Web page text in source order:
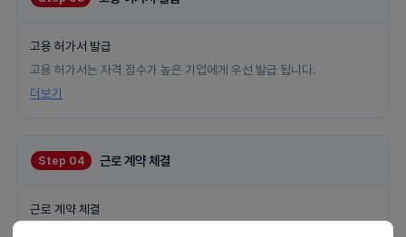
고용 허가서 발급
고용 허가서는 자격 점수가 높은 기업에게 우선 발급 됩니다.
더보기
Step 04 근로 계약 체결
근로 계약 체결